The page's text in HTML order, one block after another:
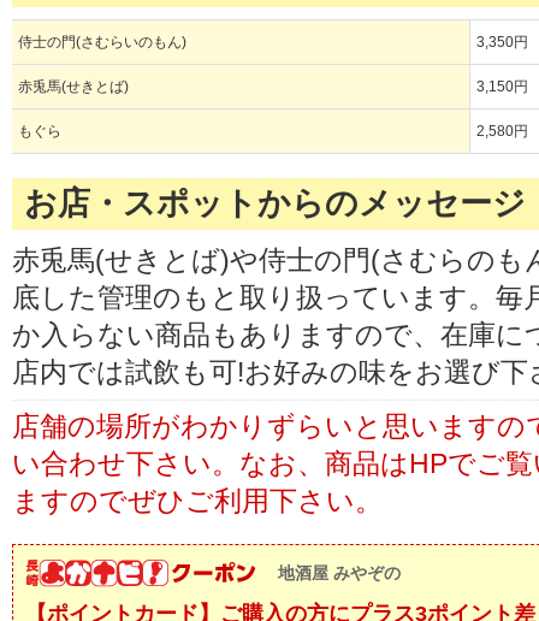
侍士の門(さむらいのもん) 3,350円
赤兎馬(せきとば) 3,150円
もぐら 2,580円
お店・スポットからのメッセージ
赤兎馬(せきとば)や侍士の門(さむらのも
底した管理のもと取り扱っています。毎
か入らない商品もありますので、在庫
店内では試飲も可!お好みの味をお選び下
店舗の場所がわかりずらいと思います
い合わせ下さい。なお、商品はHPでご
ますのでぜひご利用下さい。
地酒屋 みやぞの
【ポイントカード】ご購入の方にプラス3ポイント